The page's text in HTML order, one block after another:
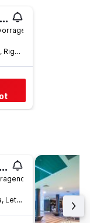
Grand Poet Hotel By Semarah
Raina Boulevard 5/6, Riga, Lettland
Bellevue Park Hotel Riga
1 Slokas Street, Riga, Lettland